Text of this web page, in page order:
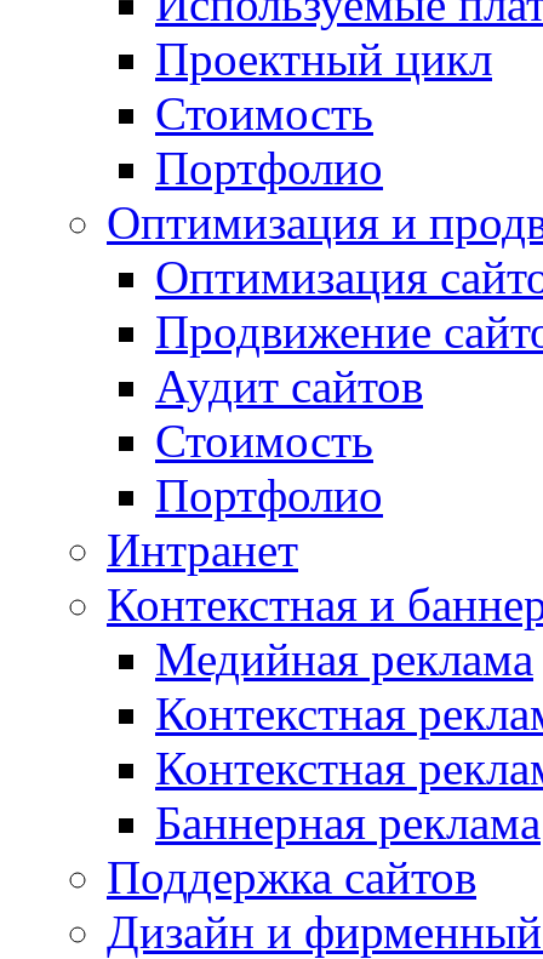
Проектный цикл
Стоимость
Портфолио
Оптимизация и
Оптимизация
Продвижение
Аудит сайтов
Стоимость
Портфолио
Интранет
Контекстная и
Медийная реклама
Контекстная
Контекстная
Баннерная реклама
Поддержка сайтов
Дизайн и фирменный